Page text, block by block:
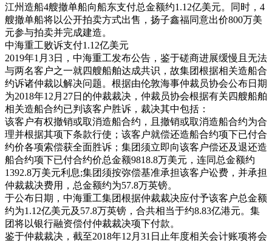
江州造船4艘撤单船向船东支付总金额约1.12亿美元。同时，4
艘撤单船将以公开拍卖方式出售，扬子鑫福同意出价800万美
元参与拍卖并完成建造。
中海重工败诉支付1.12亿美元
2019年1月3日，中海重工发布公告，鉴于磋商进展缓慢且无法
与两名客户之一就四艘船舶达成共识，故集团根据相关造船合
约诉诸仲裁以解决问题。根据由伦敦海事仲裁员协会公布日期
为2018年12月27日的仲裁裁决，仲裁员协会根据有关四艘船舶
相关造船合约已判该客户胜诉，裁决其中包括：
该客户有权撤销或取消造船合约，且撤销或取消造船合约为合
理并根据其项下条款行使；该客户就偿还造船合约项下已付合
约价各项索偿获全面胜诉；集团须立即向该客户偿还及退还造
船合约项下已付合约价总金额9818.8万美元，连同总金额约
1392.8万美元利息;集团须按弥偿基准承担该客户讼费，并承担
仲裁裁决费用，总金额约为57.8万英镑。
于公布日期，中海重工集团根据仲裁裁决应付予该客户总金额
约为1.12亿美元及57.8万英镑，合共相当于约8.83亿港元。集
团将以银行融资偿付仲裁裁决项下付款。
鉴于仲裁裁决，截至2018年12月31日止年度相关会计账项将会